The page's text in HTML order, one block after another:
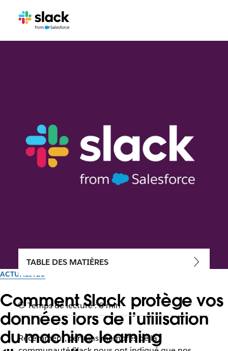
ACTUALITÉS
Comment Slack protège vos
données lors de l’utilisation
du machine learning
TABLE DES MATIÈRES
Temps de lecture : 6 min
Récemment, certains membres de la